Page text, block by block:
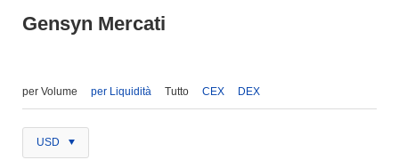
Gensyn Mercati
per Volume per Liquidità Tutto CEX DEX
USD